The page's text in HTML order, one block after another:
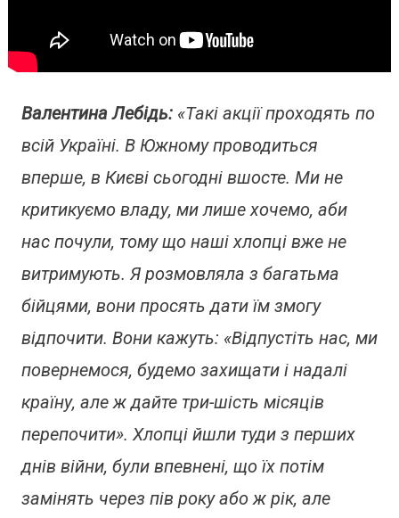
Валентина Лебідь:«Такі акції проходять по
всій Україні. В Южному проводиться
вперше, в Києві сьогодні вшосте. Ми не
критикуємо владу, ми лише хочемо, аби
нас почули, тому що наші хлопці вже не
витримують. Я розмовляла з багатьма
бійцями, вони просять дати їм змогу
відпочити. Вони кажуть: «Відпустіть нас, ми
повернемося, будемо захищати і надалі
країну, але ж дайте три-шість місяців
перепочити». Хлопці йшли туди з перших
днів війни, були впевнені, що їх потім
замінять через пів року або ж рік, але